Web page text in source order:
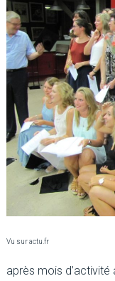
Vu sur actu.fr
après mois d’activité